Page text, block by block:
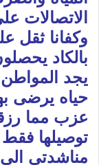
الاتصالات
وكفانا ثقل
بالكاد
يجد
حياه يرضى
عزب مما
توصيلها
مناشدتى